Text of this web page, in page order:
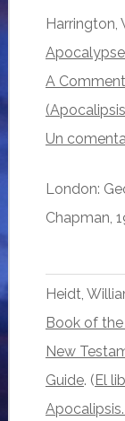
Harrington,
A
Un
London:
Chapman,
Heidt,
Book of
New
Guide. (El